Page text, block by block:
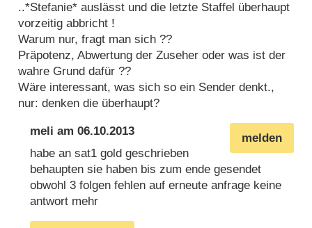
..*Stefanie* auslässt und die letzte Staffel überhaupt
vorzeitig abbricht !
Warum nur, fragt man sich ??
Präpotenz, Abwertung der Zuseher oder was ist der
wahre Grund dafür ??
Wäre interessant, was sich so ein Sender denkt.,
nur: denken die überhaupt?
melden
meli am06.10.2013
habe an sat1 gold geschrieben
behaupten sie haben bis zum ende gesendet
obwohl 3 folgen fehlen auf erneute anfrage keine
antwort mehr